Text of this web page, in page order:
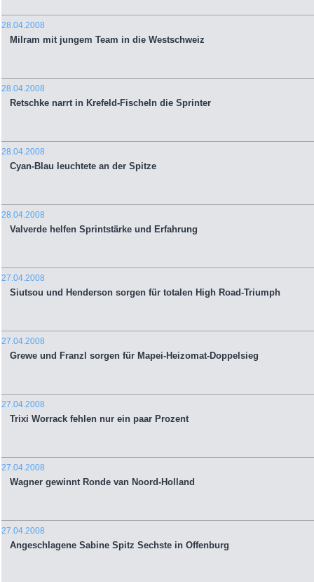
28.04.2008
Milram mit jungem Team in die Westschweiz
28.04.2008
Retschke narrt in Krefeld-Fischeln die Sprinter
28.04.2008
Cyan-Blau leuchtete an der Spitze
28.04.2008
Valverde helfen Sprintstärke und Erfahrung
27.04.2008
Siutsou und Henderson sorgen für totalen High Road-Triumph
27.04.2008
Grewe und Franzl sorgen für Mapei-Heizomat-Doppelsieg
27.04.2008
Trixi Worrack fehlen nur ein paar Prozent
27.04.2008
Wagner gewinnt Ronde van Noord-Holland
27.04.2008
Angeschlagene Sabine Spitz Sechste in Offenburg